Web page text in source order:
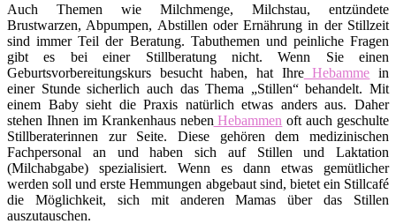
Auch Themen wie Milchmenge, Milchstau, entzündete
Brustwarzen, Abpumpen, Abstillen oder Ernährung in der Stillzeit
sind immer Teil der Beratung. Tabuthemen und peinliche Fragen
gibt es bei einer Stillberatung nicht. Wenn Sie einen
Geburtsvorbereitungskurs besucht haben, hat IhreHebamme in
einer Stunde sicherlich auch das Thema „Stillen“ behandelt. Mit
einem Baby sieht die Praxis natürlich etwas anders aus. Daher
stehen Ihnen im Krankenhaus neben Hebammen oft auch geschulte
Stillberaterinnen zur Seite. Diese gehören dem medizinischen
Fachpersonal an und haben sich auf Stillen und Laktation
(Milchabgabe) spezialisiert. Wenn es dann etwas gemütlicher
werden soll und erste Hemmungen abgebaut sind, bietet ein Stillcafé
die Möglichkeit, sich mit anderen Mamas über das Stillen
auszutauschen.